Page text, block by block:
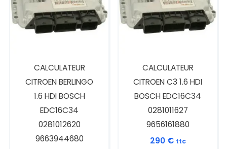
CALCULATEUR
CITROEN BERLINGO
1.6 HDI BOSCH
EDC16C34
0281012620
9663944680
CALCULATEUR
CITROEN C3 1.6 HDI
BOSCH EDC16C34
0281011627
9656161880
290 € ttc